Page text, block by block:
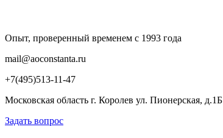
Опыт, проверенный временем с 1993 года
mail@aoconstanta.ru
+7(495)513-11-47
Московская область г. Королев ул. Пионерская, д.1Б
Задать вопрос